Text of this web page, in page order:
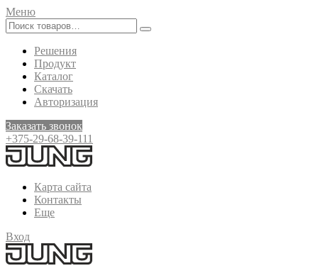
Меню
Решения
Продукт
Каталог
Скачать
Авторизация
Заказать звонок
+375-29-68-39-111
Карта сайта
Контакты
Еще
Вход